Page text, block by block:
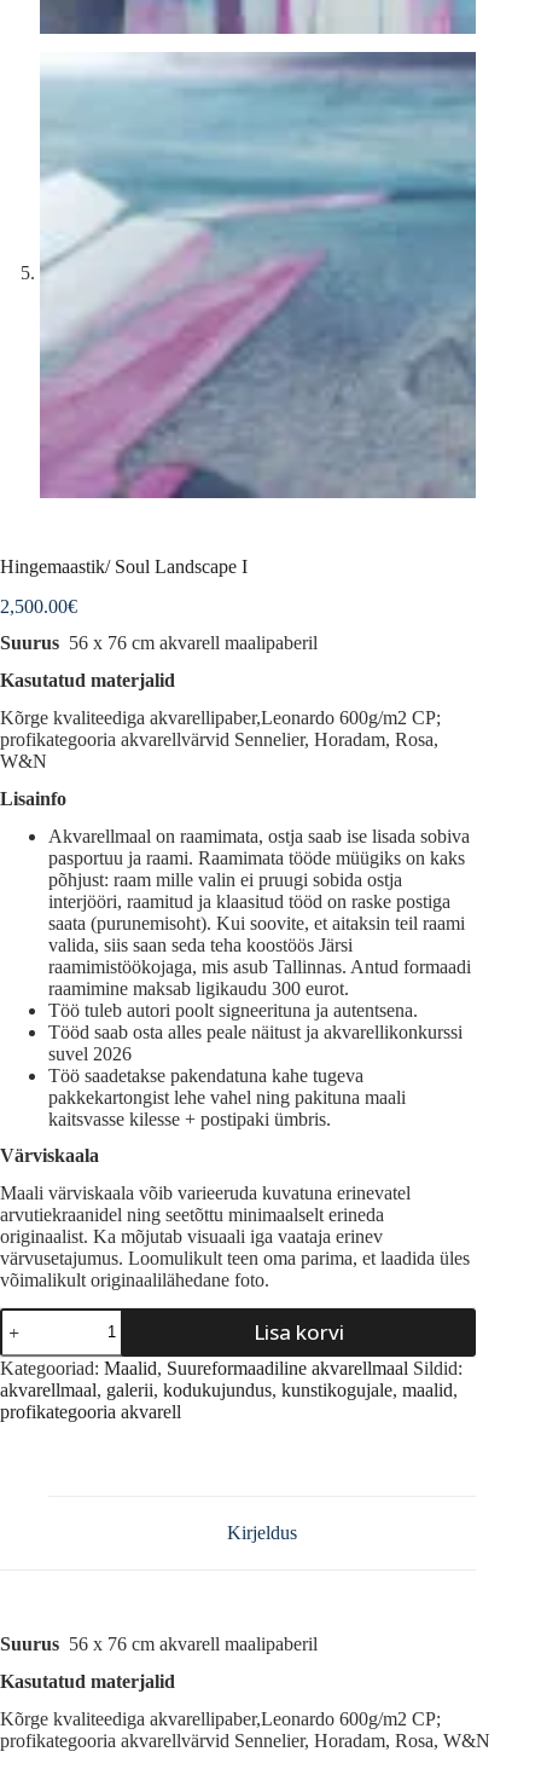
Hingemaastik/ Soul Landscape I
2,500.00€
Suurus 56 x 76 cm akvarell maalipaberil
Kasutatud materjalid
Kõrge kvaliteediga akvarellipaber,Leonardo 600g/m2 CP;
profikategooria akvarellvärvid Sennelier, Horadam, Rosa,
W&N
Lisainfo
Akvarellmaal on raamimata, ostja saab ise lisada sobiva
pasportuu ja raami. Raamimata tööde müügiks on kaks
põhjust: raam mille valin ei pruugi sobida ostja
interjööri, raamitud ja klaasitud tööd on raske postiga
saata (purunemisoht). Kui soovite, et aitaksin teil raami
valida, siis saan seda teha koostöös Järsi
raamimistöökojaga, mis asub Tallinnas. Antud formaadi
raamimine maksab ligikaudu 300 eurot.
Töö tuleb autori poolt signeerituna ja autentsena.
Tööd saab osta alles peale näitust ja akvarellikonkurssi
suvel 2026
Töö saadetakse pakendatuna kahe tugeva
pakkekartongist lehe vahel ning pakituna maali
kaitsvasse kilesse + postipaki ümbris.
Värviskaala
Maali värviskaala võib varieeruda kuvatuna erinevatel
arvutiekraanidel ning seetõttu minimaalselt erineda
originaalist. Ka mõjutab visuaali iga vaataja erinev
värvusetajumus. Loomulikult teen oma parima, et laadida üles
võimalikult originaalilähedane foto.
Hingemaastik/
Soul
Landscape
I
kogus
Lisa korvi
A
l
t
Kategooriad: Maalid, Suureformaadiline akvarellmaal Sildid:
akvarellmaal, galerii, kodukujundus, kunstikogujale, maalid,
profikategooria akvarell
Kirjeldus
Suurus 56 x 76 cm akvarell maalipaberil
Kasutatud materjalid
Kõrge kvaliteediga akvarellipaber,Leonardo 600g/m2 CP;
profikategooria akvarellvärvid Sennelier, Horadam, Rosa, W&N